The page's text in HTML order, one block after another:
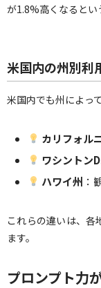
が1.8%高くなるとい
米国内の州別利
米国内でも州によっ
カリフォル
ワシントン
ハワイ州 ：
これらの違いは、各
ます。
プロンプト力